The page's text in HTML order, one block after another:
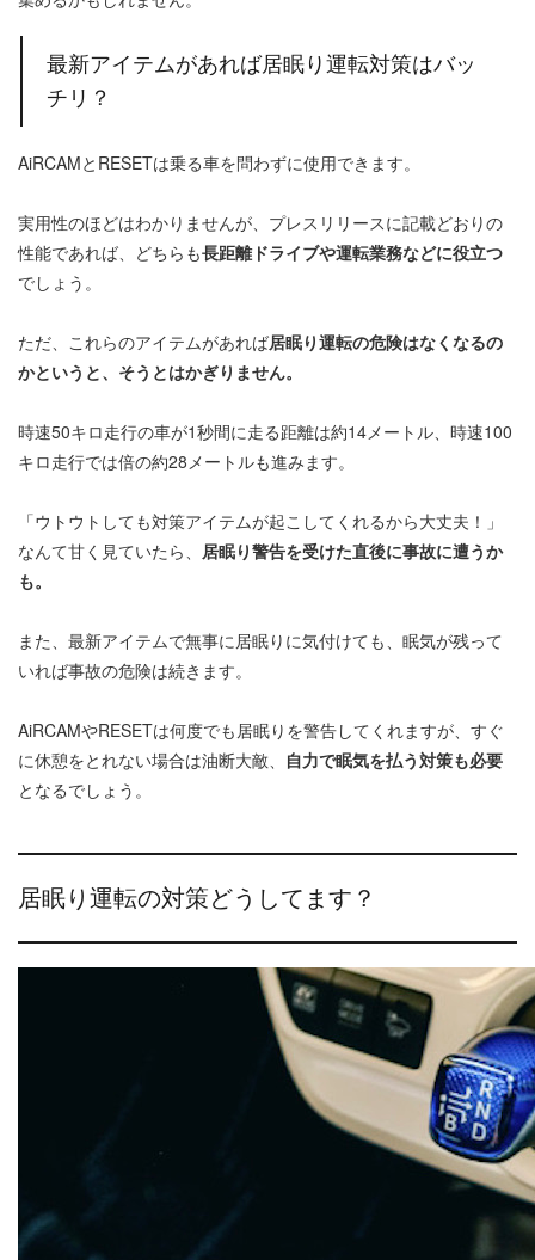
最新アイテムがあれば居眠り運転対策はバッ
チリ？
AiRCAMとRESETは乗る車を問わずに使用できます。
実用性のほどはわかりませんが、プレスリリースに記載どおりの
性能であれば、どちらも長距離ドライブや運転業務などに役立つ
でしょう。
ただ、これらのアイテムがあれば居眠り運転の危険はなくなるの
かというと、そうとはかぎりません。
時速50キロ走行の車が1秒間に走る距離は約14メートル、時速100
キロ走行では倍の約28メートルも進みます。
「ウトウトしても対策アイテムが起こしてくれるから大丈夫！」
なんて甘く見ていたら、 居眠り警告を受けた直後に事故に遭うか
も。
また、最新アイテムで無事に居眠りに気付けても、眠気が残って
いれば事故の危険は続きます。
AiRCAMやRESETは何度でも居眠りを警告してくれますが、すぐ
に休憩をとれない場合は油断大敵、 自力で眠気を払う対策も必要
となるでしょう。
居眠り運転の対策どうしてます？